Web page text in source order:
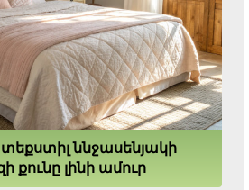
տեքստիլ ննջասենյակի
քունը լինի ամուր